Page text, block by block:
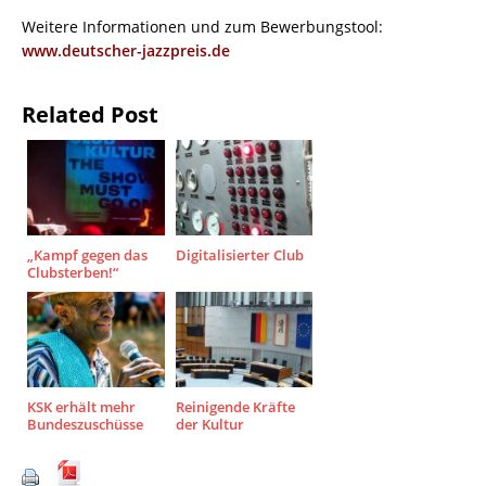
Weitere Informationen und zum Bewerbungstool:
www.deutscher-jazzpreis.de
Related Post
„Kampf gegen das
Clubsterben!“
Digitalisierter Club
KSK erhält mehr
Bundeszuschüsse
Reinigende Kräfte
der Kultur